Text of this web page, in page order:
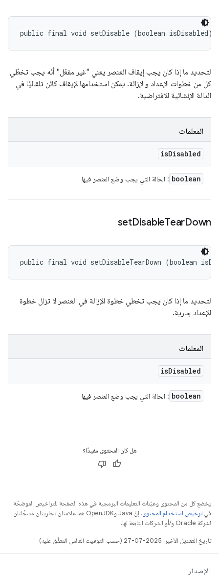
public final void setDisable (boolean isDisabled)
لتحديد ما إذا كان يجب إيقاف العنصر يعني "غير مفعّل" أنّه يجب تخطّي
كل من خطوات الإعداد والإزالة. يمكن استخدامها لإيقاف كائن تلقائيًا في
الدالة الإنشائية الافتراضية.
المعلمات
isDisabled
boolean : الحالة التي يجب وضع العنصر فيها
setDisableTearDown
public final void setDisableTearDown (boolean
لتحديد ما إذا كان يجب تخطي خطوة الإزالة في العنصر لا تزال خطوة
الإعداد جارية.
المعلمات
isDisabled
boolean : الحالة التي يجب وضع العنصر فيها
هل كان المحتوى مفيدًا؟
يخضع كل من المحتوى وعيّنات التعليمات البرمجية في هذه الصفحة للتراخيص الموضحّة
فيترخيص استخدام المحتوى
. إنّ Java وOpenJDK هما علامتان تجاريتان مسجَّلتان
لشركة Oracle و/أو الشركات التابعة لها.
تاريخ التعديل الأخير: 2025-07-27 (حسب التوقيت العالمي المتفَّق عليه)
الإصدار